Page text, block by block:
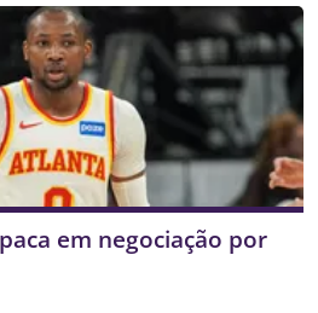
em negociação por